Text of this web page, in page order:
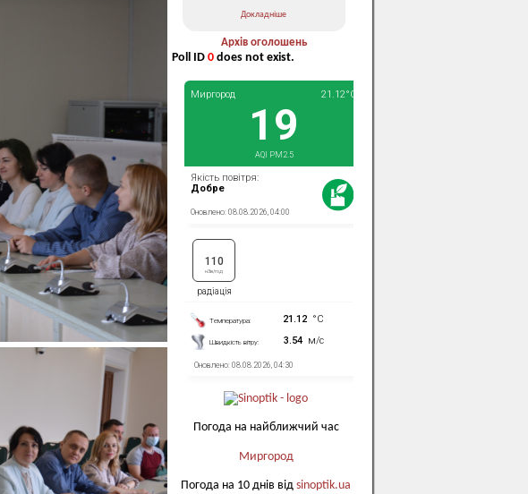
Докладніше
Архів оголошень
Poll ID 0 does not exist.
Погода на найближчий час
Миргород
Погода на 10 днів від sinoptik.ua